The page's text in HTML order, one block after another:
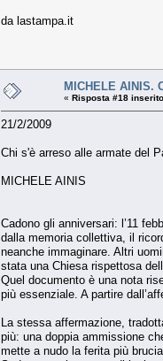
da lastampa.it
MICHELE AINIS.
« Risposta #18
21/2/2009
Chi s'è arreso alle armate del
MICHELE AINIS
Cadono gli anniversari: l’11
dalla memoria collettiva, il
neanche immaginare. Altri
stata una Chiesa rispettosa
Quel documento è una nota
più essenziale. A partire
La stessa affermazione,
più: una doppia ammissione
mette a nudo la ferita più